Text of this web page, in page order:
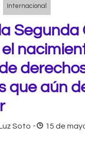
Internacional
Segunda
el
que aún
Soto - 15 de